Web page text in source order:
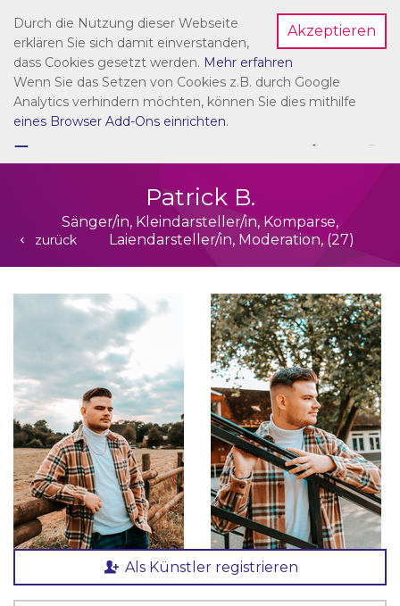
Dein Account
☰
Patrick B.
zurück
Sänger/in, Kleindarsteller/in, Komparse,
Laiendarsteller/in, Moderation, (27)
Als Künstler registrieren
Akzeptieren
Durch die Nutzung dieser Webseite
erklären Sie sich damit einverstanden,
dass Cookies gesetzt werden. Mehr erfahren
Wenn Sie das Setzen von Cookies z.B. durch Google
Analytics verhindern möchten, können Sie dies mithilfe
eines Browser Add-Ons einrichten.